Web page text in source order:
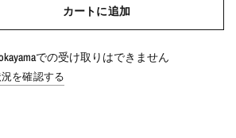
カートに追加
での受け取りはできません
を確認する